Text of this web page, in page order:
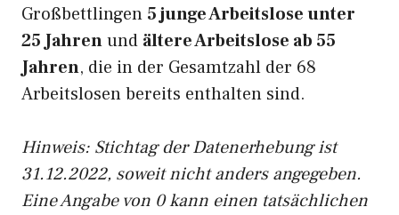
Großbettlingen 5 junge Arbeitslose unter
25 Jahrenund ältere Arbeitslose ab 55
Jahren, die in der Gesamtzahl der 68
Arbeitslosen bereits enthalten sind.
Hinweis: Stichtag der Datenerhebung ist
31.12.2022, soweit nicht anders angegeben.
Eine Angabe von 0 kann einen tatsächlichen